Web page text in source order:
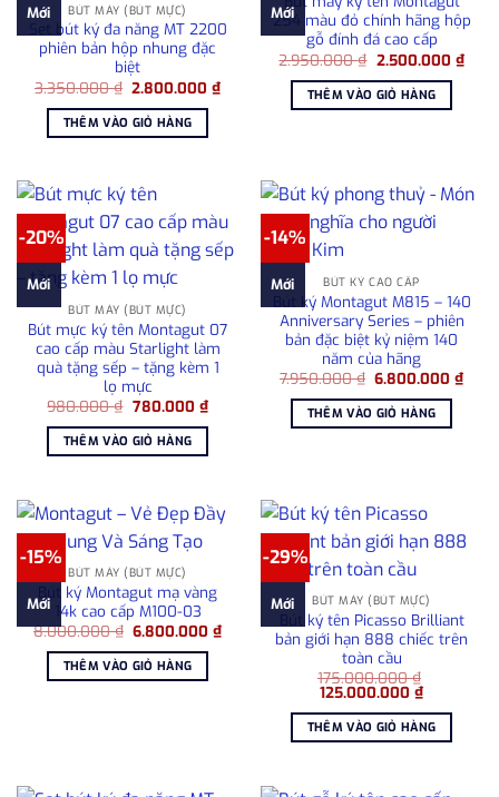
Mới BÚT MÁY (BÚT MỰC)
Set bút ký đa năng MT 2200
phiên bản hộp nhung đặc
biệt
3.350.000₫ Giá
là:
3.350.000 ₫.
2.800.000₫Giá
hiện
THÊM VÀO GIỎ HÀNG
Mới
254 màu đỏ chính hãng hộp
gỗ đính đá cao cấp
2.950.000₫ Giá
là:
2.950.000 ₫.
2.500.000 ₫Giá
hiện
THÊM VÀO GIỎ HÀNG
-20%
Mới
BÚT MÁY (BÚT MỰC)
Bút mực ký tên Montagut 07
cao cấp màu Starlight làm
quà tặng sếp – tặng kèm 1
lọ mực
980.000₫ Giá
là:
980.000 ₫.
780.000 ₫Giá
hiện
780.000 ₫.
THÊM VÀO GIỎ HÀNG
-14%
Mới BÚT KÝ CAO CẤP
Bút ký Montagut M815 – 140
Anniversary Series – phiên
bản đặc biệt kỷ niệm 140
năm của hãng
7.950.000₫ Giá
là:
7.950.000 ₫.
6.800.000₫Giá
hiện
THÊM VÀO GIỎ HÀNG
-15%
Mới
BÚT MÁY (BÚT MỰC)
Bút ký Montagut mạ vàng
14k cao cấp M100-03
8.000.000₫ Giá
là:
8.000.000 ₫.
6.800.000₫Giá
hiện
THÊM VÀO GIỎ HÀNG
-29%
Mới BÚT MÁY (BÚT MỰC)
Bút ký tên Picasso Brilliant
bản giới hạn 888 chiếc trên
toàn cầu
175.000.000₫
Giá
là:
175.000.000 ₫.
125.000.000 ₫Giá
hiện
tại
là:
THÊM VÀO GIỎ HÀNG